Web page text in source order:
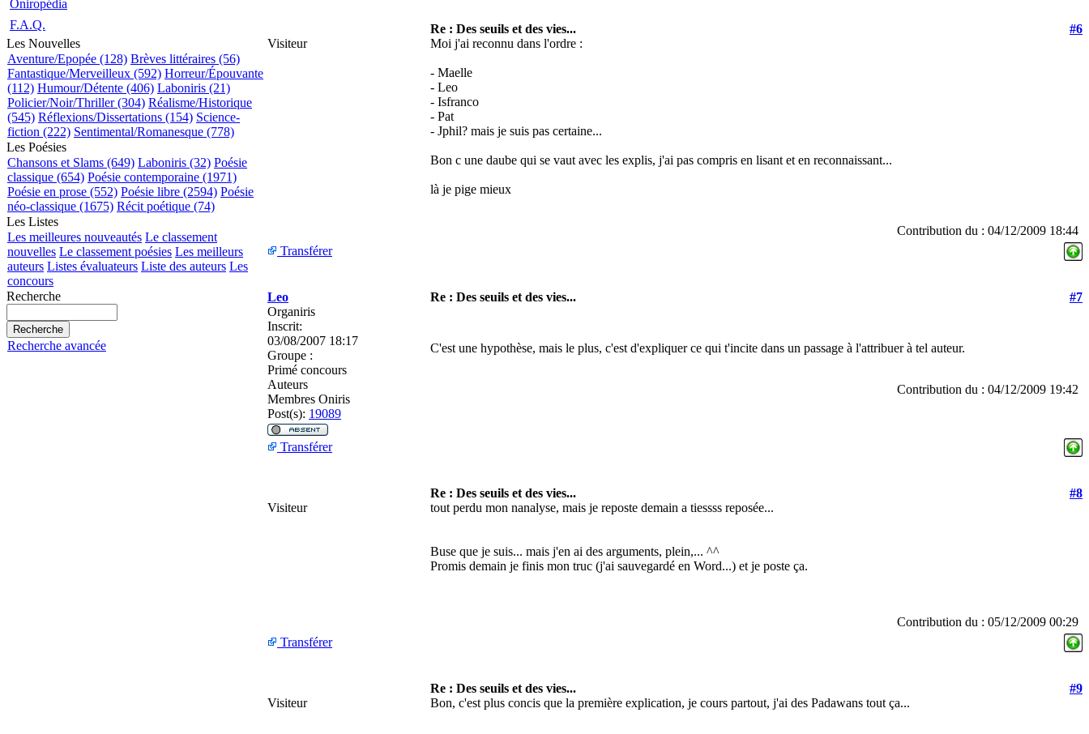
Oniropédia
F.A.Q.
Les Nouvelles
Aventure/Epopée (128) Brèves littéraires (56)
Fantastique/Merveilleux (592) Horreur/Épouvante
(112) Humour/Détente (406) Laboniris (21)
Policier/Noir/Thriller (304) Réalisme/Historique
(545) Réflexions/Dissertations (154) Science-
fiction (222) Sentimental/Romanesque (778)
Les Poésies
Chansons et Slams (649) Laboniris (32) Poésie
classique (654) Poésie contemporaine (1971)
Poésie en prose (552) Poésie libre (2594) Poésie
néo-classique (1675) Récit poétique (74)
Les Listes
Les meilleures nouveautés Le classement
nouvelles Le classement poésies Les meilleurs
auteurs Listes évaluateurs Liste des auteurs Les
concours
Recherche
Recherche avancée
Re : Des seuils et des vies...
#6
Visiteur
Moi j'ai reconnu dans l'ordre :
- Maelle
- Leo
- Isfranco
- Pat
- Jphil? mais je suis pas certaine...
Bon c une daube qui se vaut avec les explis, j'ai pas compris en lisant et en reconnaissant...
là je pige mieux
Contribution du : 04/12/2009 18:44
Transférer
Leo Re : Des seuils et des vies...
#7
Organiris
Inscrit:
03/08/2007 18:17
Groupe :
Primé concours
Auteurs
Membres Oniris
Post(s): 19089
C'est une hypothèse, mais le plus, c'est d'expliquer ce qui t'incite dans un passage à l'attribuer à tel auteur.
Contribution du : 04/12/2009 19:42
Transférer
Re : Des seuils et des vies...
#8
Visiteur
tout perdu mon nanalyse, mais je reposte demain a tiessss reposée...
Buse que je suis... mais j'en ai des arguments, plein,... ^^
Promis demain je finis mon truc (j'ai sauvegardé en Word...) et je poste ça.
Contribution du : 05/12/2009 00:29
Transférer
Re : Des seuils et des vies...
#9
Visiteur
Bon, c'est plus concis que la première explication, je cours partout, j'ai des Padawans tout ça...